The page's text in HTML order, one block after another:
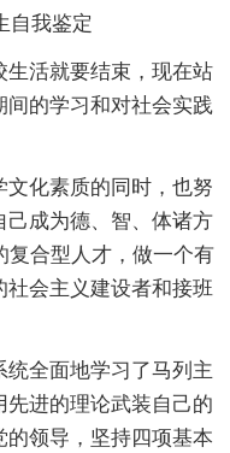
自我鉴定
生活就要结束，现在站
的学习和对社会实践
化素质的同时，也努
己成为德、智、体诸方
复合型人才，做一个有
会主义建设者和接班
全面地学习了马列主
先进的理论武装自己的
领导，坚持四项基本